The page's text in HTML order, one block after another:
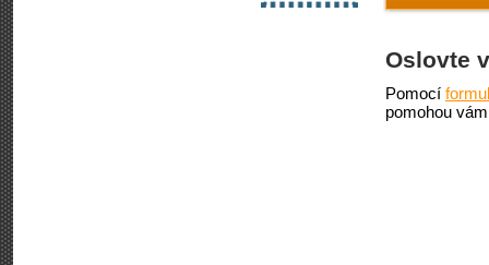
Oslovte
Pomocí
pomohou